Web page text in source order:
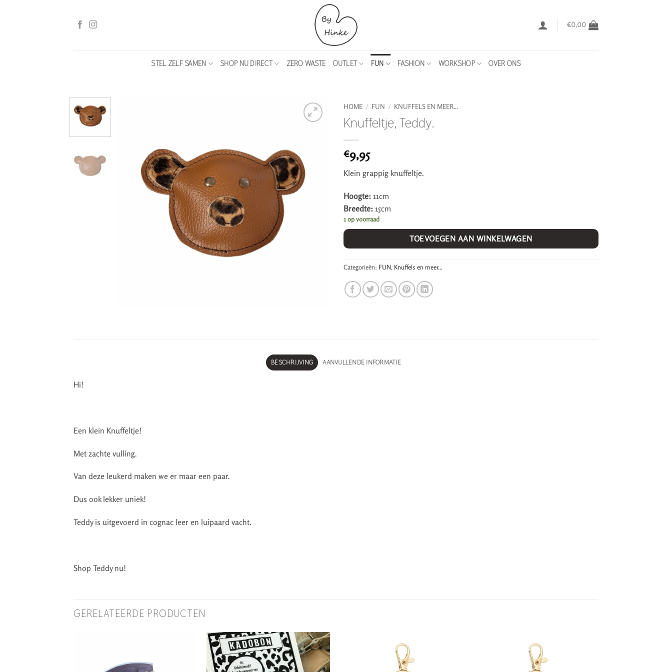
€0,00
STEL ZELF SAMEN SHOP NU DIRECT ZERO WASTE OUTLET FUN FASHION WORKSHOP OVER ONS
HOME / FUN / KNUFFELS EN MEER...
Knuffeltje, Teddy.
€9,95
Klein grappig knuffeltje.
Hoogte: 11cm
Breedte: 15cm
1 op voorraad
TOEVOEGEN AAN WINKELWAGEN
Categorieën: FUN, Knuffels en meer...
BESCHRIJVING AANVULLENDE INFORMATIE
Hi!
Een klein Knuffeltje!
Met zachte vulling.
Van deze leukerd maken we er maar een paar.
Dus ook lekker uniek!
Teddy is uitgevoerd in cognac leer en luipaard vacht.
Shop Teddy nu!
GERELATEERDE PRODUCTEN